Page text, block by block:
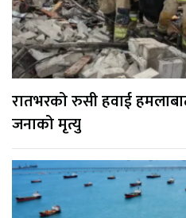
रातभरको रुसी हवाई
जनाको मृत्यु